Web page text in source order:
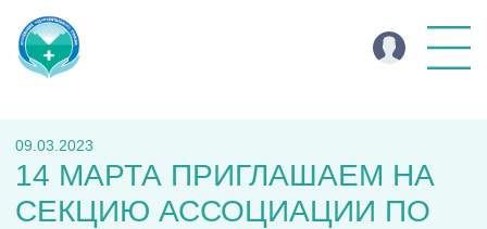
09.03.2023
14 МАРТА ПРИГЛАШАЕМ НА
СЕКЦИЮ АССОЦИАЦИИ ПО